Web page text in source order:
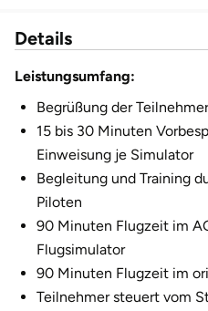
Details
Leistungsumfang:
Begrüßung der Teilnehmer
15 bis 30 Minuten
Einweisung je Simulator
Begleitung und Training
Piloten
90 Minuten Flugzeit im
Flugsimulator
90 Minuten Flugzeit im
Teilnehmer steuert vom
Geiselwind
Gelnhausen
Gera
Gersfeld
Gotha